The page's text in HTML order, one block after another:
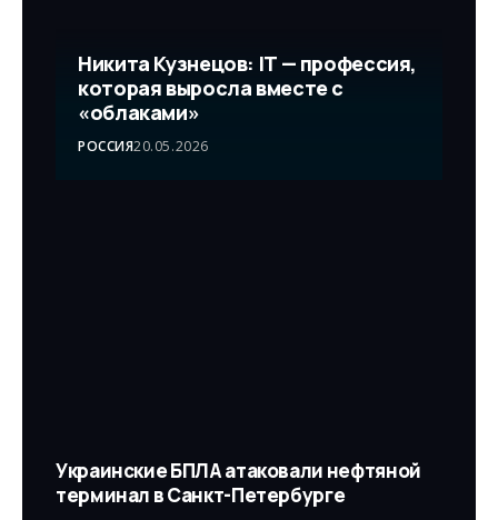
Никита Кузнецов: IT — профессия,
которая выросла вместе с
«облаками»
РОССИЯ20.05.2026
Украинские БПЛА атаковали нефтяной
терминал в Санкт-Петербурге